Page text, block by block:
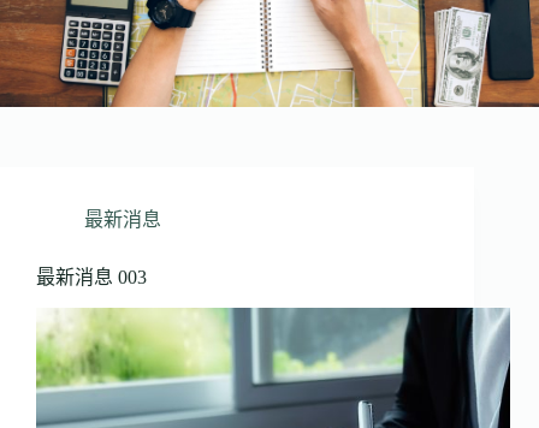
最新消息
最新消息 003